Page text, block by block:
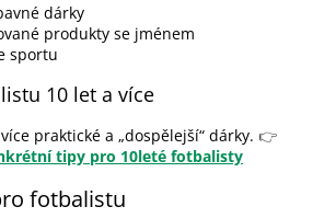
dárky
produkty se jménem
sportu
10 let a více
praktické a „dospělejší“ dárky. 👉
tipy pro 10leté fotbalisty
fotbalistu